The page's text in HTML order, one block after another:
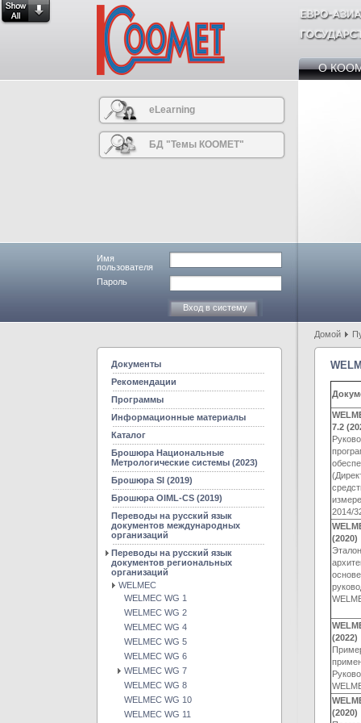
О
eLearning
БД "Темы КООМЕТ"
Имя
пользователя
Пароль
Домой
Документы
Рекомендации
Программы
Информационные материалы
Каталог
Брошюра Национальные
Метрологические системы (2023)
Брошюра SI (2019)
Брошюра OIML-CS (2019)
Переводы на русский язык
документов международных
организаций
Переводы на русский язык
документов региональных
организаций
WELMEC
WELMEC WG 1
WELMEC WG 2
WELMEC WG 4
WELMEC WG 5
WELMEC WG 6
WELMEC WG 7
WELMEC WG 8
WELMEC WG 10
WELMEC WG 11
7.2
2014/
(2020)
основе
(2022)
(2020)